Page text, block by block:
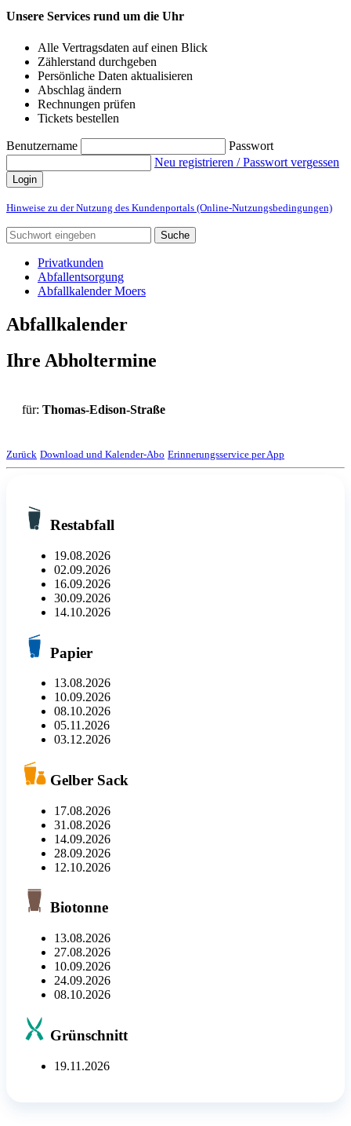
Unsere Services rund um die Uhr
Alle Vertragsdaten auf einen Blick
Zählerstand durchgeben
Persönliche Daten aktualisieren
Abschlag ändern
Rechnungen prüfen
Tickets bestellen
Benutzername
Passwort
Neu registrieren / Passwort vergessen
Login
Hinweise zu der Nutzung des Kundenportals (Online-Nutzungsbedingungen)
Suche
Privatkunden
Abfallentsorgung
Abfallkalender Moers
Abfallkalender
Ihre Abholtermine
für: Thomas-Edison-Straße
Zurück Download und Kalender-Abo Erinnerungsservice per App
Restabfall
19.08.2026
02.09.2026
16.09.2026
30.09.2026
14.10.2026
Papier
13.08.2026
10.09.2026
08.10.2026
05.11.2026
03.12.2026
Gelber Sack
17.08.2026
31.08.2026
14.09.2026
28.09.2026
12.10.2026
Biotonne
13.08.2026
27.08.2026
10.09.2026
24.09.2026
08.10.2026
Grünschnitt
19.11.2026